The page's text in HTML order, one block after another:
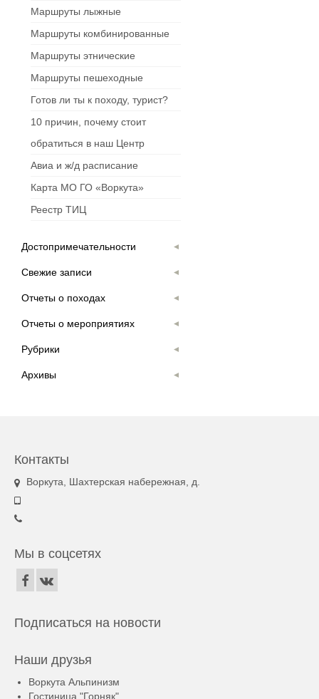
Маршруты лыжные
Маршруты комбинированные
Маршруты этнические
Маршруты пешеходные
Готов ли ты к походу, турист?
10 причин, почему стоит
обратиться в наш Центр
Авиа и ж/д расписание
Карта МО ГО «Воркута»
Реестр ТИЦ
Достопримечательности
Свежие записи
Отчеты о походах
Отчеты о мероприятиях
Рубрики
Архивы
Контакты
Воркута, Шахтерская набережная, д.
Мы в соцсетях
Подписаться на новости
Наши друзья
Воркута Альпинизм
Гостиница "Горняк"